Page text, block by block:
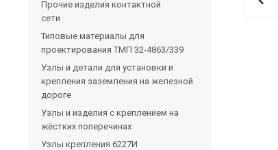
Прочие изделия контактной
сети
Типовые материалы для
проектирования ТМП 32-4863/339
Узлы и детали для установки и
крепления заземления на железной
дороге
Узлы и изделия с креплением на
жёстких поперечинах
Узлы крепления 6227И